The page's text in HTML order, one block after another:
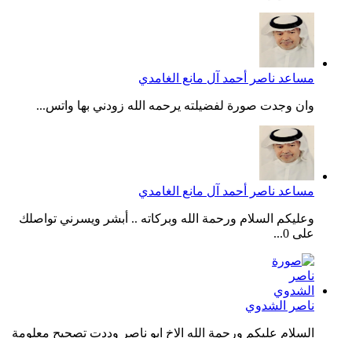
مساعد ناصر أحمد آل مانع الغامدي
وان وجدت صورة لفضيلته يرحمه الله زودني بها واتس...
مساعد ناصر أحمد آل مانع الغامدي
وعليكم السلام ورحمة الله وبركاته .. أبشر ويسرني تواصلك
على 0...
ناصر الشدوي
السلام عليكم ورحمة الله الاخ ابو ناصر وددت تصحيح معلومة